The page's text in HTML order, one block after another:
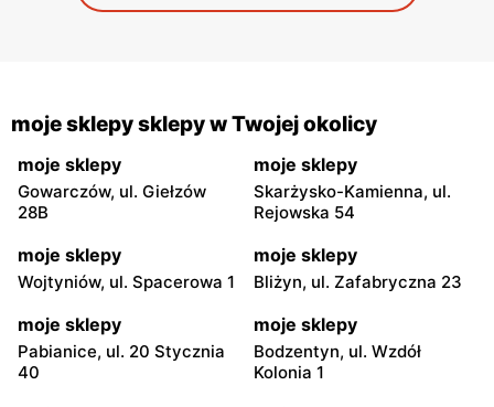
moje sklepy sklepy w Twojej okolicy
moje sklepy
Gowarczów, ul. Giełzów
28B
moje sklepy
Skarżysko-Kamienna, ul.
Rejowska 54
moje sklepy
Wojtyniów, ul. Spacerowa 1
moje sklepy
Bliżyn, ul. Zafabryczna 23
moje sklepy
Pabianice, ul. 20 Stycznia
40
moje sklepy
Bodzentyn, ul. Wzdół
Kolonia 1